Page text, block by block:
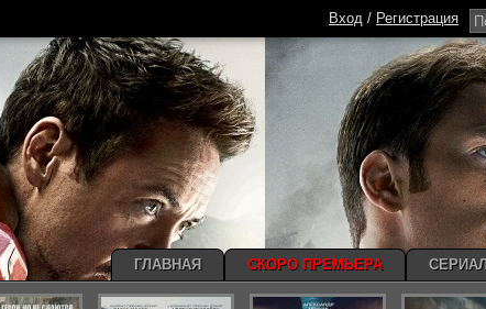
Вход / Регистрация
ГЛАВНАЯ СКОРО ПРЕМЬЕРА